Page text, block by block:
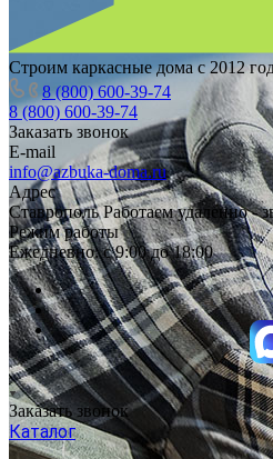
Строим каркасные дома с 2012
8 (800) 600-39-74
8 (800) 600-39-74
Заказать звонок
E-mail
info@azbuka-doma.ru
Адрес
Ставрополь Работаем удаленно -
Режим работы
Ежедневно: с 9:00 до 18:00
Заказать звонок
Каталог